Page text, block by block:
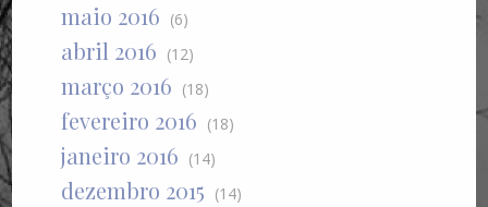
maio 2016 (6)
abril 2016 (12)
março 2016 (18)
fevereiro 2016 (18)
janeiro 2016 (14)
dezembro 2015 (14)